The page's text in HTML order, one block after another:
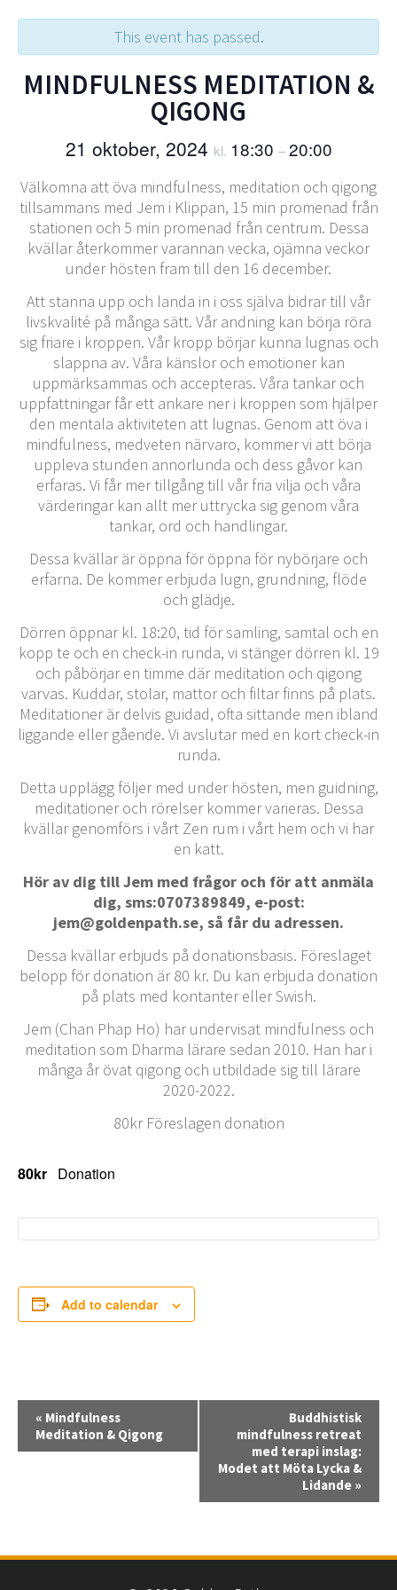
This event has passed.
MINDFULNESS MEDITATION &
QIGONG
21 oktober, 2024 kl. 18:30 –20:00
Välkomna att öva mindfulness, meditation och qigong
tillsammans med Jem i Klippan, 15 min promenad från
stationen och 5 min promenad från centrum. Dessa
kvällar återkommer varannan vecka, ojämna veckor
under hösten fram till den 16 december.
Att stanna upp och landa in i oss själva bidrar till vår
livskvalité på många sätt. Vår andning kan börja röra
sig friare i kroppen. Vår kropp börjar kunna lugnas och
slappna av. Våra känslor och emotioner kan
uppmärksammas och accepteras. Våra tankar och
uppfattningar får ett ankare ner i kroppen som hjälper
den mentala aktiviteten att lugnas. Genom att öva i
mindfulness, medveten närvaro, kommer vi att börja
uppleva stunden annorlunda och dess gåvor kan
erfaras. Vi får mer tillgång till vår fria vilja och våra
värderingar kan allt mer uttrycka sig genom våra
tankar, ord och handlingar.
Dessa kvällar är öppna för öppna för nybörjare och
erfarna. De kommer erbjuda lugn, grundning, flöde
och glädje.
Dörren öppnar kl. 18:20, tid för samling, samtal och en
kopp te och en check-in runda, vi stänger dörren kl. 19
och påbörjar en timme där meditation och qigong
varvas. Kuddar, stolar, mattor och filtar finns på plats.
Meditationer är delvis guidad, ofta sittande men ibland
liggande eller gående. Vi avslutar med en kort check-in
runda.
Detta upplägg följer med under hösten, men guidning,
meditationer och rörelser kommer varieras. Dessa
kvällar genomförs i vårt Zen rum i vårt hem och vi har
en katt.
Hör av dig till Jem med frågor och för att anmäla
dig, sms:0707389849, e-post:
jem@goldenpath.se, så får du adressen.
Dessa kvällar erbjuds på donationsbasis. Föreslaget
belopp för donation är 80 kr. Du kan erbjuda donation
på plats med kontanter eller Swish.
Jem (Chan Phap Ho) har undervisat mindfulness och
meditation som Dharma lärare sedan 2010. Han har i
många år övat qigong och utbildade sig till lärare
2020-2022.
80kr Föreslagen donation
80kr Donation
Add to calendar
a
« Mindfulness
Meditation & Qigong
Buddhistisk
mindfulness retreat
med terapi inslag:
Modet att Möta Lycka &
Lidande »